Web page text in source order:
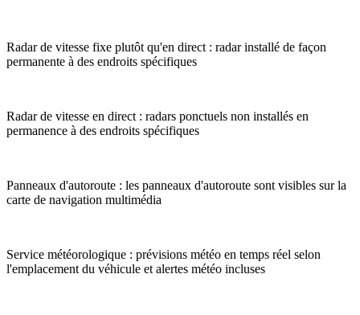
Radar de vitesse fixe plutôt qu'en direct : radar installé de façon
permanente à des endroits spécifiques
Radar de vitesse en direct : radars ponctuels non installés en
permanence à des endroits spécifiques
Panneaux d'autoroute : les panneaux d'autoroute sont visibles sur la
carte de navigation multimédia
Service météorologique : prévisions météo en temps réel selon
l'emplacement du véhicule et alertes météo incluses